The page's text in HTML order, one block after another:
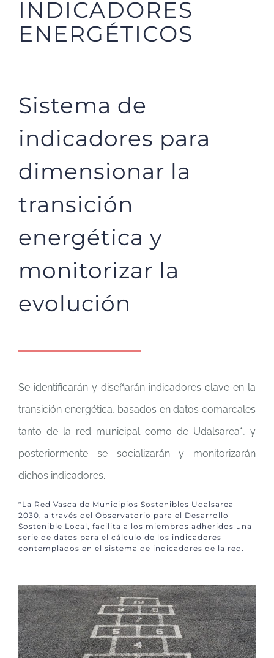
INDICADORES
ENERGÉTICOS
Sistema de
indicadores para
dimensionar la
transición
energética y
monitorizar la
evolución
Se identificarán y diseñarán indicadores clave en la
transición energética, basados en datos comarcales
tanto de la red municipal como de Udalsarea*, y
posteriormente se socializarán y monitorizarán
dichos indicadores.
*La Red Vasca de Municipios Sostenibles Udalsarea
2030, a través del Observatorio para el Desarrollo
Sostenible Local, facilita a los miembros adheridos una
serie de datos para el cálculo de los indicadores
contemplados en el sistema de indicadores de la red.